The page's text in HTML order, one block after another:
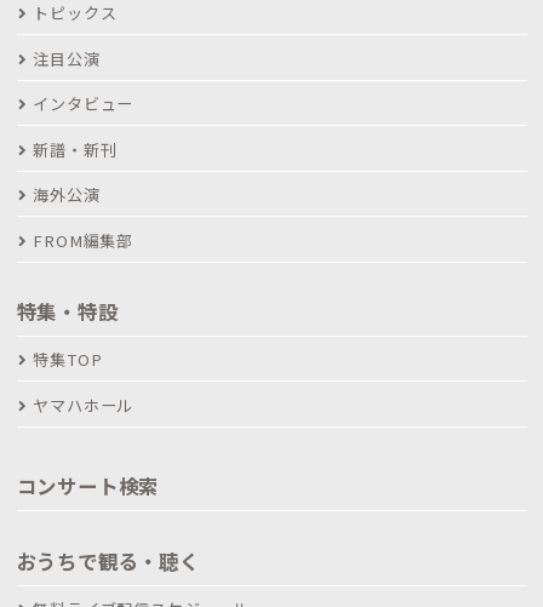
トピックス
注目公演
インタビュー
新譜・新刊
海外公演
FROM編集部
特集・特設
特集TOP
ヤマハホール
コンサート検索
おうちで観る・聴く